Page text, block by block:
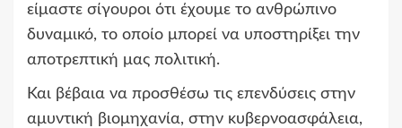
είμαστε σίγουροι ότι έχουμε το ανθρώπινο
δυναμικό, το οποίο μπορεί να υποστηρίξει την
αποτρεπτική μας πολιτική.
Και βέβαια να προσθέσω τις επενδύσεις στην
αμυντική βιομηχανία, στην κυβερνοασφάλεια,